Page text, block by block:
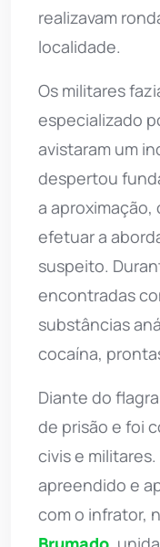
realizavam
localidade.
Os militares
especializado
avistaram um
despertou
a aproximação,
efetuar a
suspeito.
encontradas
substâncias
cocaína,
Diante do
de prisão e foi
civis e
apreendido e
com o infrator,